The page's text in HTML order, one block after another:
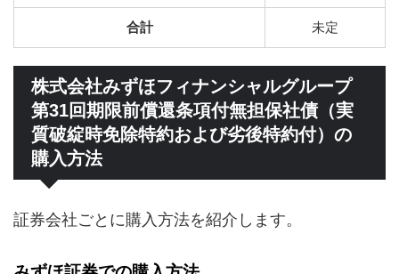
合計 未定
株式会社みずほフィナンシャルグループ
第31回期限前償還条項付無担保社債（実
質破綻時免除特約および劣後特約付）の
購入方法
証券会社ごとに購入方法を紹介します。